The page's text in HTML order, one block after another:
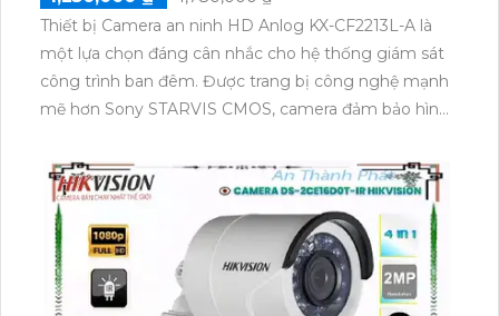
Thiết bị Camera an ninh HD Anlog KX-CF2213L-A là
một lựa chọn đáng cân nhắc cho hệ thống giám sát
công trình ban đêm. Được trang bị công nghệ mạnh
mẽ hơn Sony STARVIS CMOS, camera đảm bảo hình
đêm Full Color trong khoảng cách lên đến 50m,
camera đáp ứng mọi yêu cầu giám sát trong môi
trường thiếu ánh sáng. Với hỗ trợ cho AHD CVI TVI
BCS, camera đảm bảo ổn định và sắc nét đến 2.0
MP. Đặc biệt, thiết bị này còn được tích hợp công
nghệ nhìn đêm chất lượng và màu sắc ban đêm tối